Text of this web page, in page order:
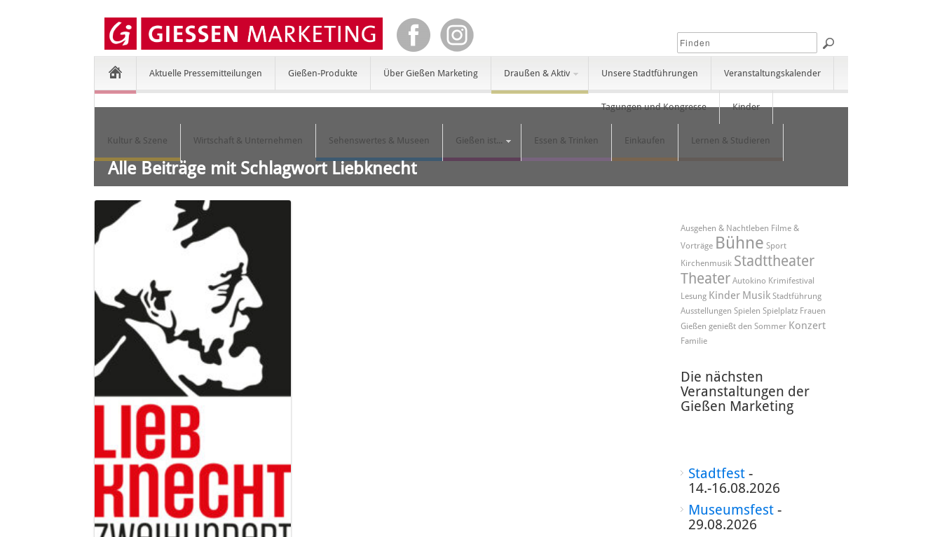
Aktuelle Pressemitteilungen Gießen-Produkte Über Gießen Marketing Draußen & Aktiv Unsere Stadtführungen Veranstaltungskalender
Tagungen und Kongresse Kinder
Kultur & Szene Wirtschaft & Unternehmen Sehenswertes & Museen Gießen ist... Essen & Trinken Einkaufen Lernen & Studieren
Alle Beiträge mit Schlagwort Liebknecht
Ausgehen & Nachtleben Filme &
Vorträge Bühne Sport
Kirchenmusik Stadttheater
Theater Autokino Krimifestival
Lesung Kinder Musik Stadtführung
Ausstellungen Spielen Spielplatz Frauen
Gießen genießt den Sommer Konzert
Familie
Die nächsten
Veranstaltungen der
Gießen Marketing
Stadtfest-
14.-16.08.2026
Museumsfest-
29.08.2026